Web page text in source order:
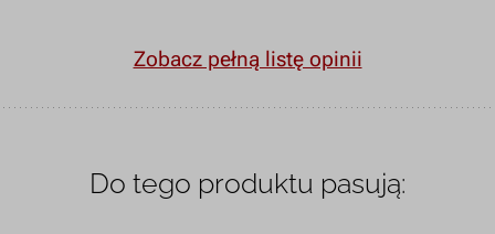
Zobacz pełną listę opinii
Do tego produktu pasują: